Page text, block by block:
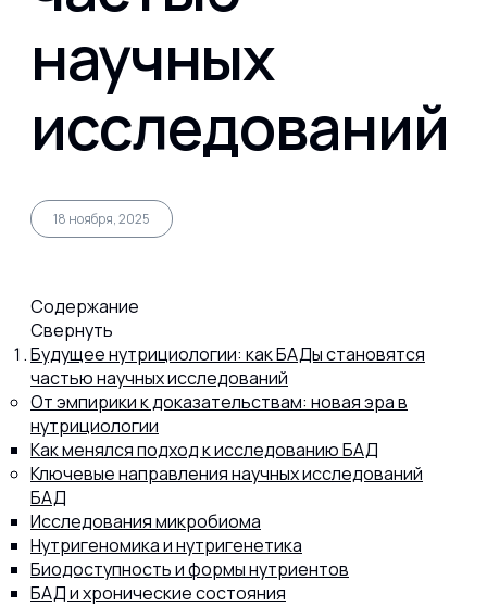
Капсул
Коллагена
Протеина
Каталог
Статьи
научных
исследований
18 ноября, 2025
Содержание
Свернуть
Будущее нутрициологии: как БАДы становятся
частью научных исследований
От эмпирики к доказательствам: новая эра в
нутрициологии
Как менялся подход к исследованию БАД
Ключевые направления научных исследований
БАД
Исследования микробиома
Нутригеномика и нутригенетика
Биодоступность и формы нутриентов
БАД и хронические состояния